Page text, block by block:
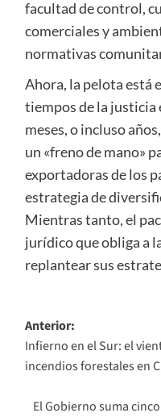
facultad de control,
comerciales y
normativas
Ahora, la pelota está
tiempos de la justicia
meses, o incluso
un «freno de mano»
exportadoras de los
estrategia de
Mientras tanto, el
jurídico que obliga a
replantear sus
Navegación
de
entradas
Anterior:
Infierno en el Sur: el
incendios forestales en
El Gobierno suma